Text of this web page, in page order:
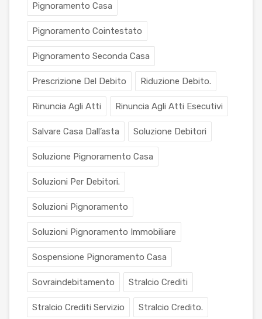
Pignoramento Casa
Pignoramento Cointestato
Pignoramento Seconda Casa
Prescrizione Del Debito Riduzione Debito.
Rinuncia Agli Atti Rinuncia Agli Atti Esecutivi
Salvare Casa Dall’asta Soluzione Debitori
Soluzione Pignoramento Casa
Soluzioni Per Debitori.
Soluzioni Pignoramento
Soluzioni Pignoramento Immobiliare
Sospensione Pignoramento Casa
Sovraindebitamento Stralcio Crediti
Stralcio Crediti Servizio Stralcio Credito.